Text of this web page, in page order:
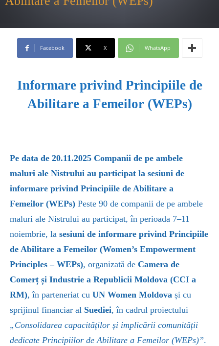
Facebook X WhatsApp
Informare privind Principiile de
Abilitare a Femeilor (WEPs)
Pe data de 20.11.2025 Companii de pe ambele
maluri ale Nistrului au participat la sesiuni de
informare privind Principiile de Abilitare a
Femeilor (WEPs) Peste 90 de companii de pe ambele
maluri ale Nistrului au participat, în perioada 7–11
noiembrie, la sesiuni de informare privind Principiile
de Abilitare a Femeilor (Women’s Empowerment
Principles – WEPs), organizată de Camera de
Comerț și Industrie a Republicii Moldova (CCI a
RM), în parteneriat cu UN Women Moldova și cu
sprijinul financiar al Suediei, în cadrul proiectului
„Consolidarea capacităților și implicării comunității
dedicate Principiilor de Abilitare a Femeilor (WEPs)”.